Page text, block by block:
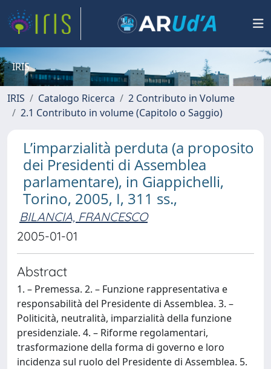
IRIS
IRIS Catalogo Ricerca
2 Contributo in Volume
2.1 Contributo in volume (Capitolo o Saggio)
L’imparzialità perduta (a proposito
dei Presidenti di Assemblea
parlamentare), in Giappichelli,
Torino, 2005, I, 311 ss.,
BILANCIA, FRANCESCO
2005-01-01
Abstract
1. – Premessa. 2. – Funzione rappresentativa e
responsabilità del Presidente di Assemblea. 3. –
Politicità, neutralità, imparzialità della funzione
presidenziale. 4. – Riforme regolamentari,
trasformazione della forma di governo e loro
incidenza sul ruolo del Presidente di Assemblea. 5.